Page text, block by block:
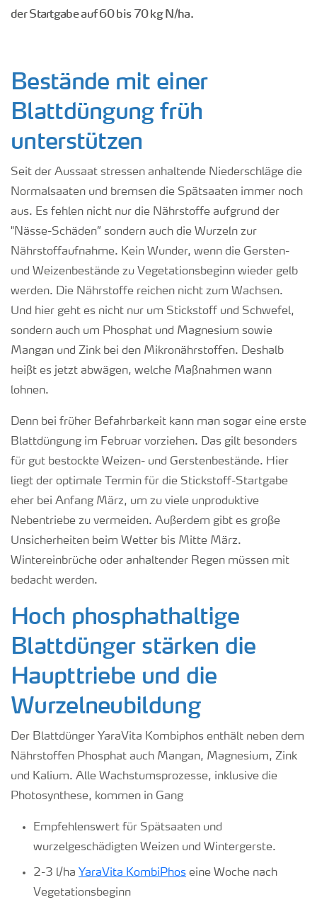
der Startgabe auf 60 bis 70 kg N/ha.
Bestände mit einer
Blattdüngung früh
unterstützen
Seit der Aussaat stressen anhaltende Niederschläge die
Normalsaaten und bremsen die Spätsaaten immer noch
aus. Es fehlen nicht nur die Nährstoffe aufgrund der
"Nässe-Schäden” sondern auch die Wurzeln zur
Nährstoffaufnahme. Kein Wunder, wenn die Gersten-
und Weizenbestände zu Vegetationsbeginn wieder gelb
werden. Die Nährstoffe reichen nicht zum Wachsen.
Und hier geht es nicht nur um Stickstoff und Schwefel,
sondern auch um Phosphat und Magnesium sowie
Mangan und Zink bei den Mikronährstoffen. Deshalb
heißt es jetzt abwägen, welche Maßnahmen wann
lohnen.
Denn bei früher Befahrbarkeit kann man sogar eine erste
Blattdüngung im Februar vorziehen. Das gilt besonders
für gut bestockte Weizen- und Gerstenbestände. Hier
liegt der optimale Termin für die Stickstoff-Startgabe
eher bei Anfang März, um zu viele unproduktive
Nebentriebe zu vermeiden. Außerdem gibt es große
Unsicherheiten beim Wetter bis Mitte März.
Wintereinbrüche oder anhaltender Regen müssen mit
bedacht werden.
Hoch phosphathaltige
Blattdünger stärken die
Haupttriebe und die
Wurzelneubildung
Der Blattdünger YaraVita Kombiphos enthält neben dem
Nährstoffen Phosphat auch Mangan, Magnesium, Zink
und Kalium. Alle Wachstumsprozesse, inklusive die
Photosynthese, kommen in Gang
Empfehlenswert für Spätsaaten und
wurzelgeschädigten Weizen und Wintergerste.
2-3 l/ha YaraVita KombiPhos eine Woche nach
Vegetationsbeginn